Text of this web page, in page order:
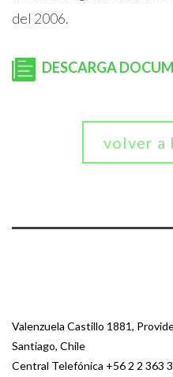
del 2006.
DESCARGA
volver a
Valenzuela Castillo 1881,
Santiago, Chile
Central Telefónica +56 2 2 363